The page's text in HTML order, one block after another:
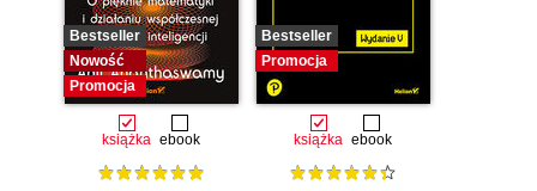
Bestseller
Nowość
Promocja
książka ebook
Bestseller
Promocja
książka ebook